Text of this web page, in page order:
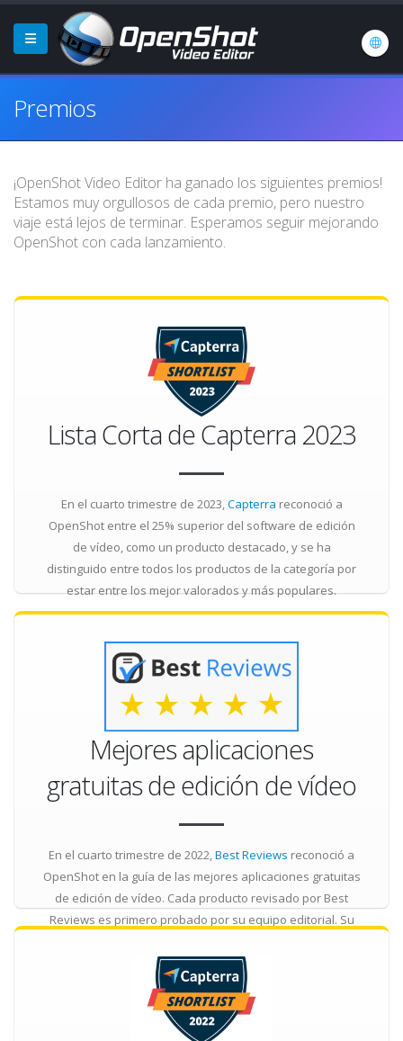
Premios
¡OpenShot Video Editor ha ganado los siguientes premios!
Estamos muy orgullosos de cada premio, pero nuestro
viaje está lejos de terminar. Esperamos seguir mejorando
OpenShot con cada lanzamiento.
Lista Corta de Capterra 2023
En el cuarto trimestre de 2023,Capterra reconoció a
OpenShot entre el 25% superior del software de edición
de vídeo, como un producto destacado, y se ha
distinguido entre todos los productos de la categoría por
estar entre los mejor valorados y más populares.
Mejores aplicaciones
gratuitas de edición de vídeo
En el cuarto trimestre de 2022,Best Reviews reconoció a
OpenShot en la guía de las mejores aplicaciones gratuitas
de edición de vídeo. Cada producto revisado por Best
Reviews es primero probado por su equipo editorial. Su
más completas e imparciales de todos los productos
seleccionados.